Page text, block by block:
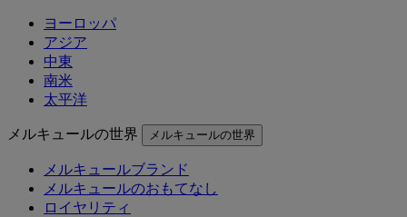
ヨーロッパ
アジア
中東
南米
太平洋
メルキュールの世界 メルキュールの世界
メルキュールブランド
メルキュールのおもてなし
ロイヤリティ